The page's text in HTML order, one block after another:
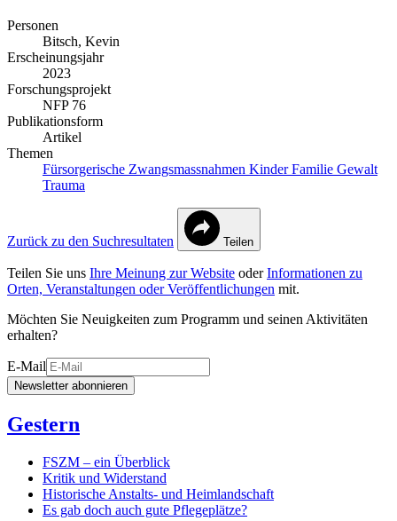
Personen
Bitsch, Kevin
Erscheinungsjahr
2023
Forschungsprojekt
NFP 76
Publikationsform
Artikel
Themen
Fürsorgerische Zwangsmassnahmen KinderFamilie Gewalt
Trauma
Zurück zu den Suchresultaten Teilen
Teilen Sie uns Ihre Meinung zur Website oderInformationen zu
Orten, Veranstaltungen oder Veröffentlichungen mit.
Möchten Sie Neuigkeiten zum Programm und seinen Aktivitäten
erhalten?
E-Mail
Newsletter abonnieren
Gestern
FSZM – ein Überblick
Kritik und Widerstand
Historische Anstalts- und Heimlandschaft
Es gab doch auch gute Pflegeplätze?